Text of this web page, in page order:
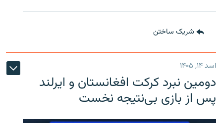
شریک ساختن
اسد ۱۴, ۱۴۰۵
دومین نبرد کرکت افغانستان و ایرلند
پس از بازی بی‌نتیجه نخست